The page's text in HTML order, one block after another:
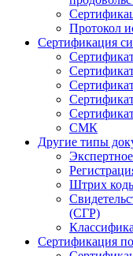
Протокол
Сертификация
СМК
Другие типы
Штрих
(СГР)
Сертификация